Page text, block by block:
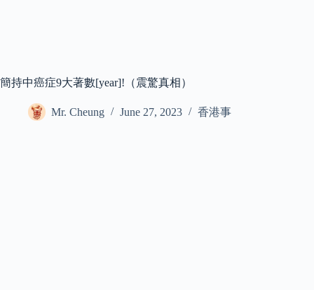
簡持中癌症9大著數[year]!（震驚真相）
Mr. Cheung June 27, 2023 香港事